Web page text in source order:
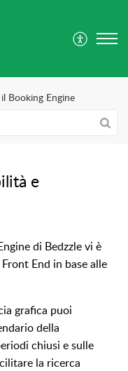
Booking Engine
e
di Bedzzle vi è
End in base alle
grafica puoi
della
chiusi e sulle
la ricerca